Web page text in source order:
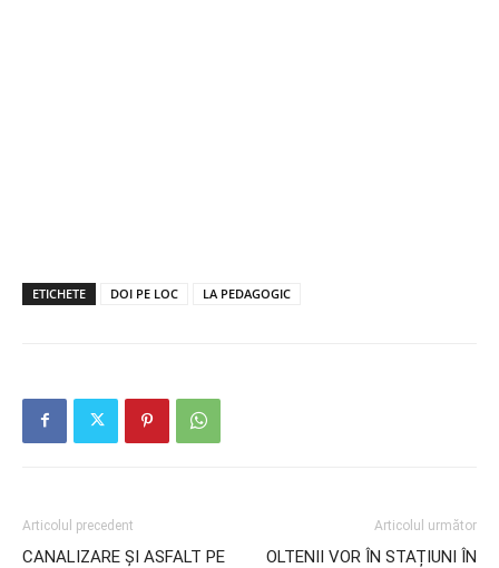
ETICHETE DOI PE LOC LA PEDAGOGIC
Articolul precedent
CANALIZARE ȘI ASFALT PE
Articolul următor
OLTENII VOR ÎN STAȚIUNI ÎN